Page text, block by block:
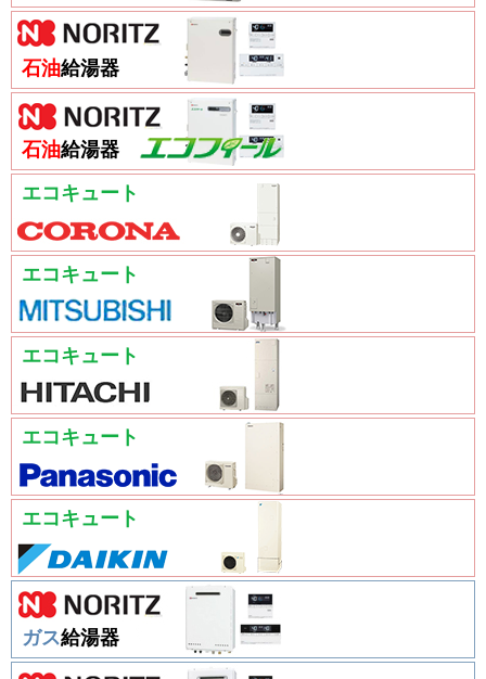
石油給湯器
石油給湯器
エコキュート
エコキュート
エコキュート
エコキュート
エコキュート
ガス給湯器